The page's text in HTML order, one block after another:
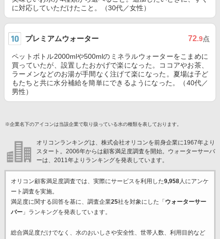
に対応していただけたこと。（30代／女性）
プレミアムウォーター 72.9点
ペットボトル2000mlや500mlのミネラルウォーターをこまめに
買っていたが、設置したおかげで楽になった。ココアやお茶、
ラーメンなどのお湯が手間なく注げて楽になった。夏場は子ど
もたちと共に水分補給を簡単にできるようになった。（40代／
男性）
※企業名下のアイコンは当該企業で取り扱っている水の種類を表しております。
オリコンランキングは、株式会社オリコンを前身企業に1967年より
スタート。2006年からは顧客満足度調査を開始。ウォーターサーバ
ーは、2011年よりランキングを発表しています。
オリコン顧客満足度調査では、実際にサービスを利用した9,958人にアンケ
ート調査を実施。
満足度に関する回答を基に、調査企業25社を対象にした「 ウォーターサー
バー」ランキングを発表しています。
総合満足度だけでなく、水のおいしさや安全性、世帯人数、利用目的など